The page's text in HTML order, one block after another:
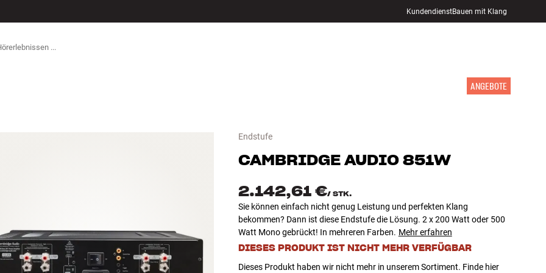
KundendienstBauen mit Klang
ANGEBOTE
Endstufe
CAMBRIDGE AUDIO 851W
2.142,61 €/ STK.
Sie können einfach nicht genug Leistung und perfekten Klang
bekommen? Dann ist diese Endstufe die Lösung. 2 x 200 Watt oder 500
Watt Mono gebrückt! In mehreren Farben. Mehr erfahren
DIESES PRODUKT IST NICHT MEHR VERFÜGBAR
Dieses Produkt haben wir nicht mehr in unserem Sortiment. Finde hier